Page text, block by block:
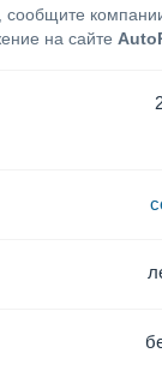
сообщите
на сайте